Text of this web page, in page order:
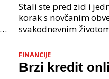
Stali ste pred zid i
korak s novčanim
svakodnevnim
FINANCIJE
Brzi kredit